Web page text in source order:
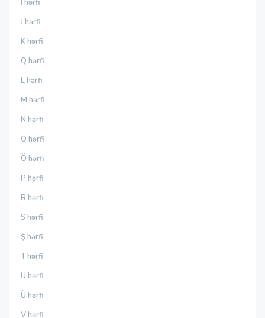
J hərfi
K hərfi
Q hərfi
L hərfi
M hərfi
N hərfi
O hərfi
Ö hərfi
P hərfi
R hərfi
S hərfi
Ş hərfi
T hərfi
U hərfi
Ü hərfi
V hərfi